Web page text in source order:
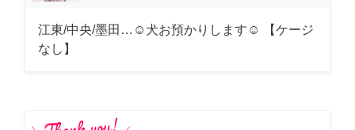
江東/中央/墨田…☺︎犬お預かりします☺︎ 【ケージ
なし】